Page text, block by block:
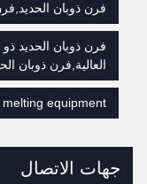
فرن ذوبان
فرن ذوبان الحديد ذو
العالية,فرن ذوبان
melting equipment
جهات الاتصال